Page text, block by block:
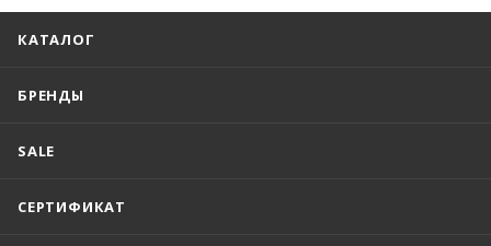
КАТАЛОГ
БРЕНДЫ
SALE
СЕРТИФИКАТ